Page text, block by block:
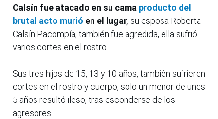
Calsín fue atacado en su cama producto del
brutal acto murió en el lugar, su esposa Roberta
Calsín Pacompía, también fue agredida, ella sufrió
varios cortes en el rostro.
Sus tres hijos de 15, 13 y 10 años, también sufrieron
cortes en el rostro y cuerpo, solo un menor de unos
5 años resultó ileso, tras esconderse de los
agresores.